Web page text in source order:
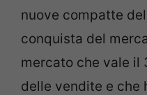
nuove compatte
conquista del
mercato che vale il
delle vendite e che